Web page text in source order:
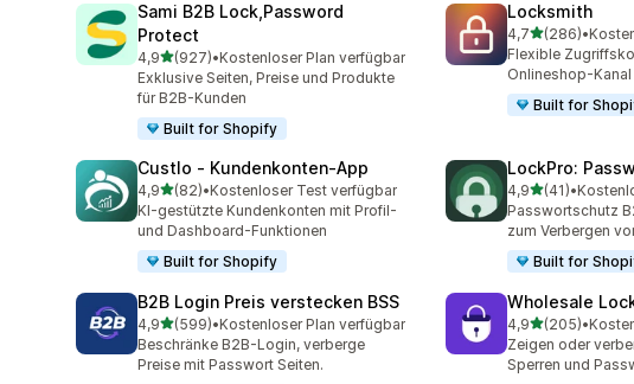
Sami B2B Lock,Password
Protect
4,9von 5 Sternen
(927)
927 Rezensionen insgesamt
•Kostenloser Plan verfügbar
Exklusive Seiten, Preise und Produkte
für B2B-Kunden
Built for Shopify
Locksmith
4,7von 5 Sternen
(286)
286 Rezensionen
•
Flexible
Onlineshop-Kanal
Built for
Custlo ‑ Kundenkonten‑App
4,9von 5 Sternen
(82)
82 Rezensionen insgesamt
•Kostenloser Test verfügbar
KI-gestützte Kundenkonten mit Profil-
und Dashboard-Funktionen
Built for Shopify
LockPro:
4,9von 5 Sternen
(41)
41 Rezensionen
•
Passwortschutz
zum Verbergen
Built for
B2B Login Preis verstecken BSS
4,9von 5 Sternen
(599)
599 Rezensionen insgesamt
•Kostenloser Plan verfügbar
Beschränke B2B-Login, verberge
Preise mit Passwort Seiten.
Wholesale
4,9von 5 Sternen
(205)
205 Rezensionen
•
Zeigen oder
Sperren und